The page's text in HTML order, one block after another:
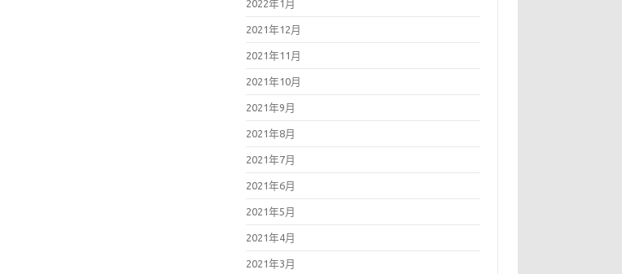
2022年1月
2021年12月
2021年11月
2021年10月
2021年9月
2021年8月
2021年7月
2021年6月
2021年5月
2021年4月
2021年3月